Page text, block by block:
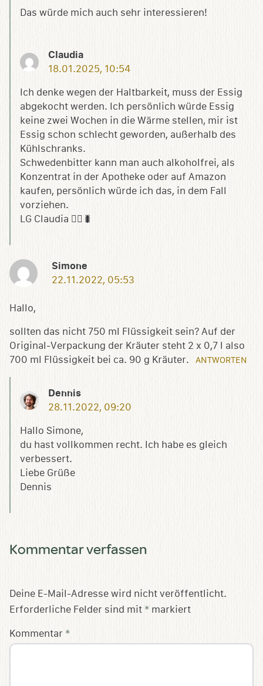
Das würde mich auch sehr interessieren!
Claudia
18.01.2025, 10:54
Ich denke wegen der Haltbarkeit, muss der Essig
abgekocht werden. Ich persönlich würde Essig
keine zwei Wochen in die Wärme stellen, mir ist
Essig schon schlecht geworden, außerhalb des
Kühlschranks.
Schwedenbitter kann man auch alkoholfrei, als
Konzentrat in der Apotheke oder auf Amazon
kaufen, persönlich würde ich das, in dem Fall
vorziehen.
LG Claudia 🙋‍♀️🐛
Simone
22.11.2022, 05:53
Hallo,
sollten das nicht 750 ml Flüssigkeit sein? Auf der
Original-Verpackung der Kräuter steht 2 x 0,7 l also
700 ml Flüssigkeit bei ca. 90 g Kräuter.
ANTWORTEN
Dennis
28.11.2022, 09:20
Hallo Simone,
du hast vollkommen recht. Ich habe es gleich
verbessert.
Liebe Grüße
Dennis
Kommentar verfassen
Deine E-Mail-Adresse wird nicht veröffentlicht.
Erforderliche Felder sind mit * markiert
Kommentar *